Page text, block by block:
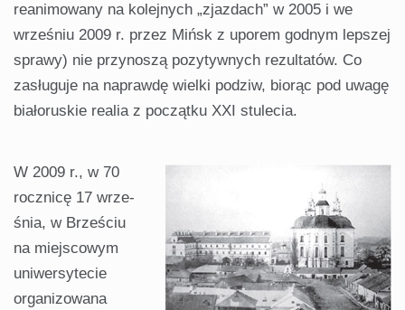
reanimowany na kolejnych „zjazdach” w 2005 i we
wrześniu 2009 r. przez Mińsk z upo­rem godnym lepszej
sprawy) nie przy­noszą pozytywnych rezultatów. Co
zasługuje na naprawdę wielki podziw, biorąc pod uwagę
białoruskie realia z początku XXI stulecia.
W 2009 r., w 70
rocznicę 17 wrze­
śnia, w Brześciu
na miejscowym
uni­wersytecie
organizowana